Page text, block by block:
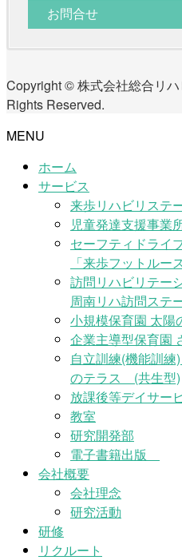
お問合せ
Copyright © 株式会社総合リ
Rights Reserved.
MENU
ホーム
サービス
来歩リハビリステ
児童発達支援事
セーフティドライ
「来歩フットルー
訪問リハビリテー
周南リハ訪問ステ
小規模保育園 太陽
企業主導型保育園
自立訓練(機能訓
のテラス (共生型)
放課後等デイサ
教室
研究開発部
電子書籍出版
会社概要
会社理念
研究活動
研修
リクルート